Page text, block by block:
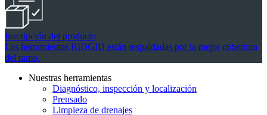
Inscripción del producto
Las herramientas RIDGID están respaldadas por la mejor cobertura
del ramo.
Nuestras herramientas
Diagnóstico, inspección y localización
Prensado
Limpieza de drenajes